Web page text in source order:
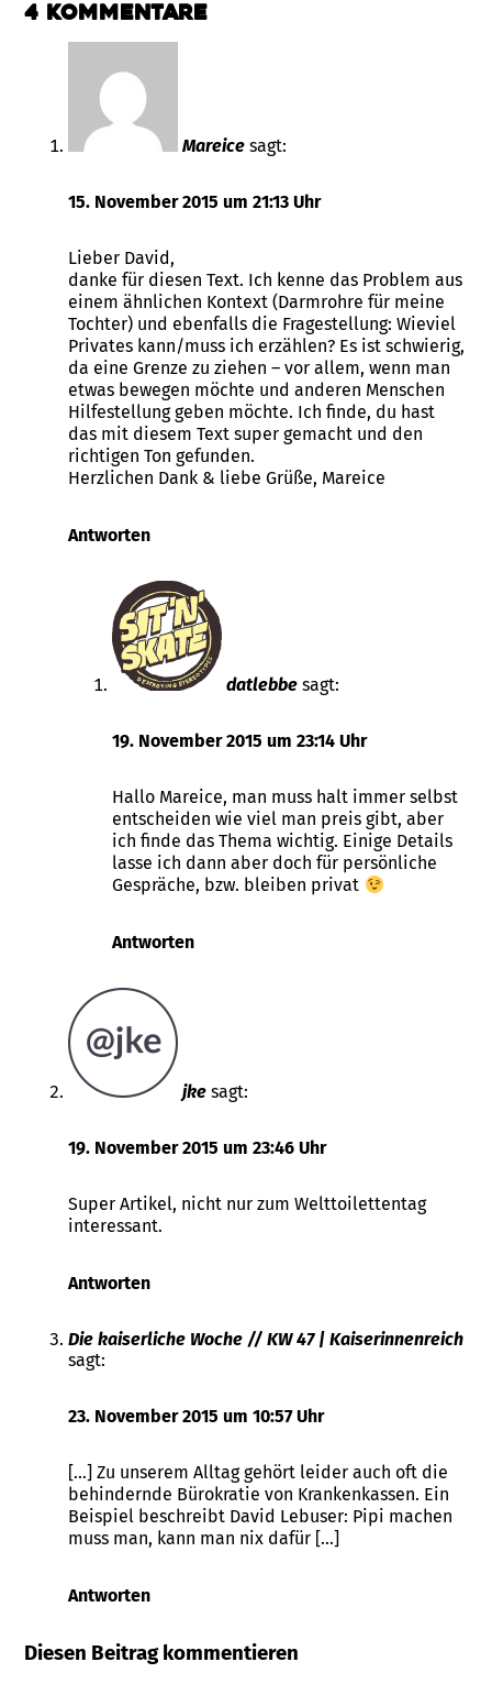
4 Kommentare
Mareice sagt:
15. November 2015 um 21:13 Uhr
Lieber David,
danke für diesen Text. Ich kenne das Problem aus
einem ähnlichen Kontext (Darmrohre für meine
Tochter) und ebenfalls die Fragestellung: Wieviel
Privates kann/muss ich erzählen? Es ist schwierig,
da eine Grenze zu ziehen – vor allem, wenn man
etwas bewegen möchte und anderen Menschen
Hilfestellung geben möchte. Ich finde, du hast
das mit diesem Text super gemacht und den
richtigen Ton gefunden.
Herzlichen Dank & liebe Grüße, Mareice
Antworten
datlebbe sagt:
19. November 2015 um 23:14 Uhr
Hallo Mareice, man muss halt immer selbst
entscheiden wie viel man preis gibt, aber
ich finde das Thema wichtig. Einige Details
lasse ich dann aber doch für persönliche
Gespräche, bzw. bleiben privat
Antworten
jke sagt:
19. November 2015 um 23:46 Uhr
Super Artikel, nicht nur zum Welttoilettentag
interessant.
Antworten
Die kaiserliche Woche // KW 47 | Kaiserinnenreich
sagt:
23. November 2015 um 10:57 Uhr
[…] Zu unserem Alltag gehört leider auch oft die
behindernde Bürokratie von Krankenkassen. Ein
Beispiel beschreibt David Lebuser: Pipi machen
muss man, kann man nix dafür […]
Antworten
Diesen Beitrag kommentieren